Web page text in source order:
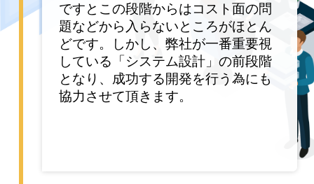
ですとこの段階からはコスト面の問
題などから入らないところがほとん
どです。しかし、弊社が一番重要視
している「システム設計」の前段階
となり、成功する開発を行う為にも
協力させて頂きます。